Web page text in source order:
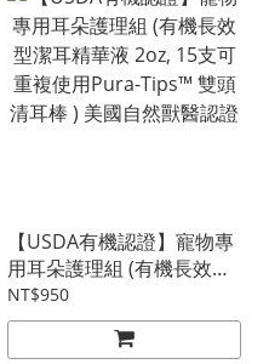
【USDA有機認證】寵物專
用耳朵護理組 (有機長效型
潔耳精華液 2oz, 15支可重
複使用Pura-Tips™ 雙頭清
耳棒 ) 美國自然獸醫認證
NT$950